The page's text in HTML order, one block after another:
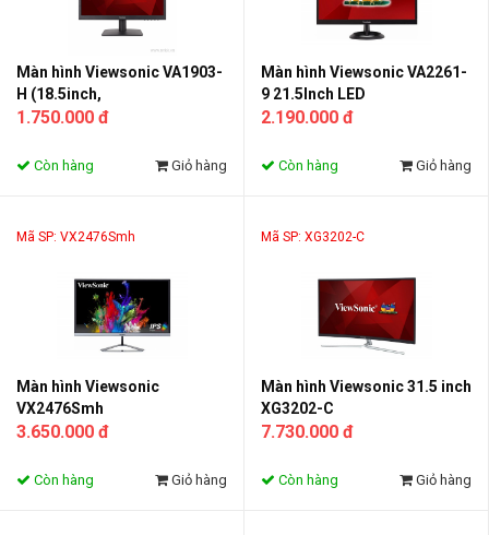
Màn hình Viewsonic VA1903-
H (18.5inch,
HD,TN,60Hz,200nits,5ms,VG
1.750.000 đ
Còn hàng Giỏ hàng
Màn hình Viewsonic VA2261-
9 21.5Inch LED
2.190.000 đ
Còn hàng Giỏ hàng
Mã SP: VX2476Smh
Màn hình Viewsonic
VX2476Smh
3.650.000 đ
Còn hàng Giỏ hàng
Mã SP: XG3202-C
Màn hình Viewsonic 31.5 inch
XG3202-C
7.730.000 đ
Còn hàng Giỏ hàng